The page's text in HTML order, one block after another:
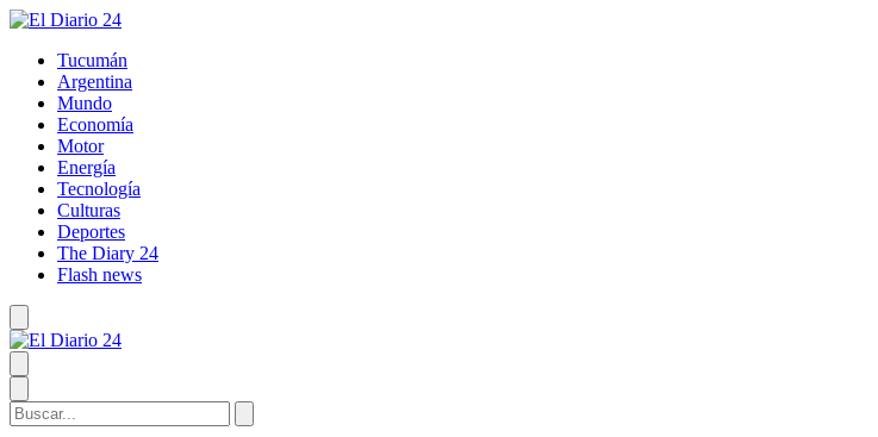
Tucumán
Argentina
Mundo
Economía
Motor
Energía
Tecnología
Culturas
Deportes
The Diary 24
Flash news